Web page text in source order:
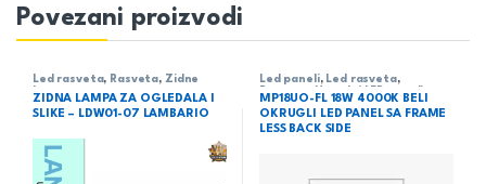
Povezani proizvodi
Led rasveta, Rasveta, Zidne
ZIDNA LAMPA ZA OGLEDALA I
SLIKE – LDW01-07 LAMBARIO
Led paneli, Led rasveta,
MP18UO-FL 18W 4000K BELI
OKRUGLI LED PANEL SA FRAME
LESS BACK SIDE